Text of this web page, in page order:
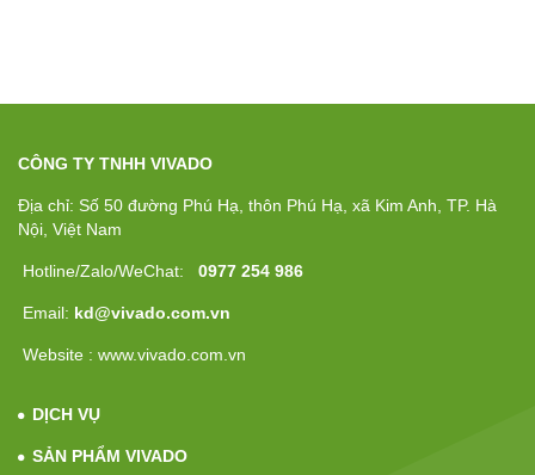
CÔNG TY TNHH VIVADO
Địa chỉ: Số 50 đường Phú Hạ, thôn Phú Hạ, xã Kim Anh, TP. Hà
Nội, Việt Nam
Hotline/Zalo/WeChat: 0977 254 986
Email: kd@vivado.com.vn
Website : www.vivado.com.vn
DỊCH VỤ
SẢN PHẨM VIVADO